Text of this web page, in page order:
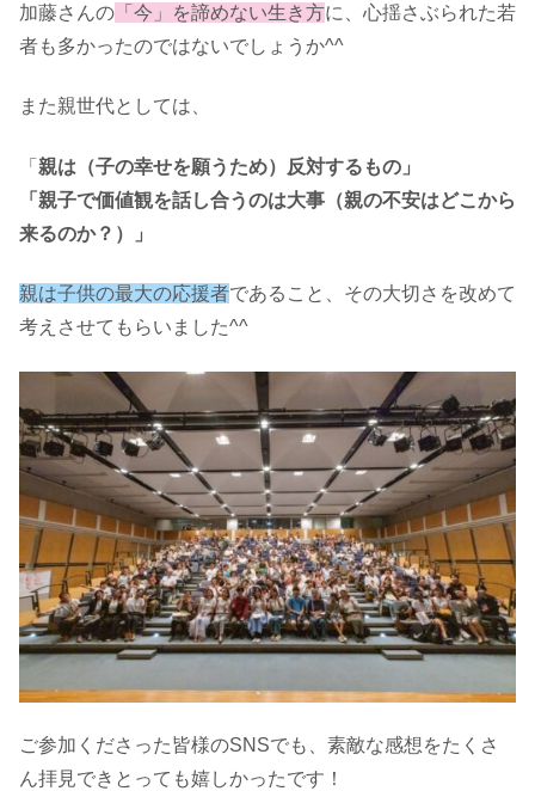
加藤さんの 「今」を諦めない生き方に、心揺さぶられた若
者も多かったのではないでしょうか^^
また親世代としては、
「 親は（子の幸せを願うため）反対するもの」
「親子で価値観を話し合うのは大事（親の不安はどこから
来るのか？）」
親は子供の最大の応援者であること、その大切さを改めて
考えさせてもらいました^^
ご参加くださった皆様のSNSでも、素敵な感想をたくさ
ん拝見できとっても嬉しかったです！